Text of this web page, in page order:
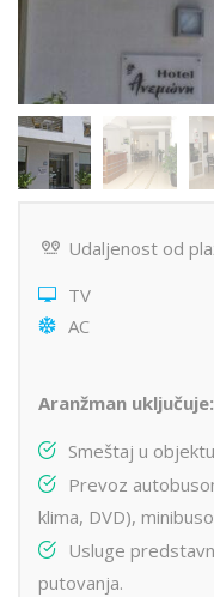
Udaljenost od
TV
AC
Aranžman uključuje:
Smeštaj u
Prevoz
klima, DVD),
Usluge
putovanja.